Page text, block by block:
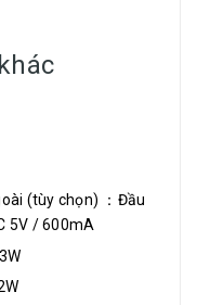
(tùy chọn) ：Đầu
5V / 600mA